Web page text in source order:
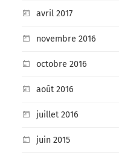
avril 2017
novembre 2016
octobre 2016
août 2016
juillet 2016
juin 2015